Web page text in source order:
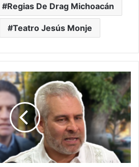
Regias De Drag Michoacán
Teatro Jesús Monje